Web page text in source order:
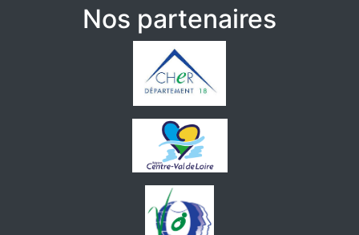
Nos partenaires